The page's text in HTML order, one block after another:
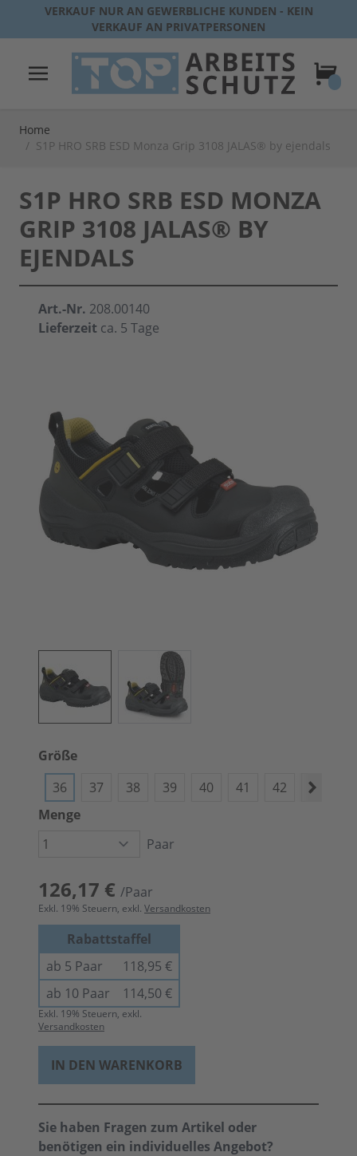
Direkt zum Inhalt
VERKAUF NUR AN GEWERBLICHE KUNDEN - KEIN
VERKAUF AN PRIVATPERSONEN
Home
/ S1P HRO SRB ESD Monza Grip 3108 JALAS® by ejendals
S1P HRO SRB ESD MONZA
GRIP 3108 JALAS® BY
EJENDALS
Art.-Nr. 208.00140
Lieferzeit ca. 5 Tage
Größe
36
37 38 39 40 41 42 43
Menge
Paar
126,17 € /Paar
Exkl. 19% Steuern, exkl. Versandkosten
Rabattstaffel
ab 5 Paar
118,95 €
ab 10 Paar
114,50 €
Exkl. 19% Steuern, exkl.
Versandkosten
IN DEN WARENKORB
Sie haben Fragen zum Artikel oder
benötigen ein individuelles Angebot?